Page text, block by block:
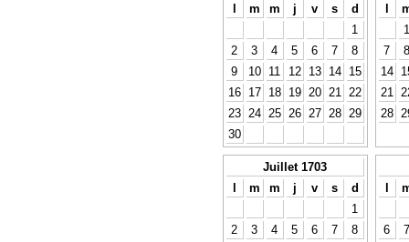
l
m m j v s
d
1
2
3 4 5 6 7
8
9
10 11 12 13 14
15
16
17 18 19 20 21
22
23
24 25 26 27 28
29
30
l
1
7
8
14
21
28
Juillet 1703
l
m m j v s
d
1
2
3 4 5 6 7
8
l
6
7